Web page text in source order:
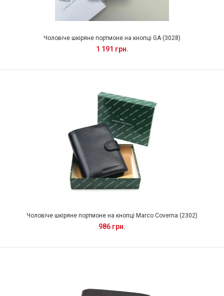
Чоловіче шкіряне портмоне на кнопці GA (3028)
1 191 грн.
Чоловіче шкіряне портмоне на кнопці Marco Coverna (2302)
986 грн.